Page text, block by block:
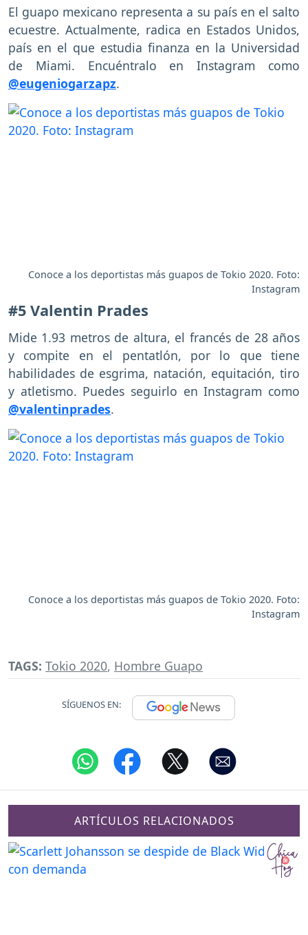
El guapo mexicano representa a su país en el salto
ecuestre. Actualmente, radica en Estados Unidos,
país en el que estudia finanza en la Universidad
de Miami. Encuéntralo en Instagram como
@eugeniogarzapz.
Conoce a los deportistas más guapos de Tokio 2020. Foto:
Instagram
#5 Valentin Prades
Mide 1.93 metros de altura, el francés de 28 años
y compite en el pentatlón, por lo que tiene
habilidades de esgrima, natación, equitación, tiro
y atletismo. Puedes seguirlo en Instagram como
@valentinprades.
Conoce a los deportistas más guapos de Tokio 2020. Foto:
Instagram
TAGS: Tokio 2020, Hombre Guapo
SÍGUENOS EN:
ARTÍCULOS RELACIONADOS